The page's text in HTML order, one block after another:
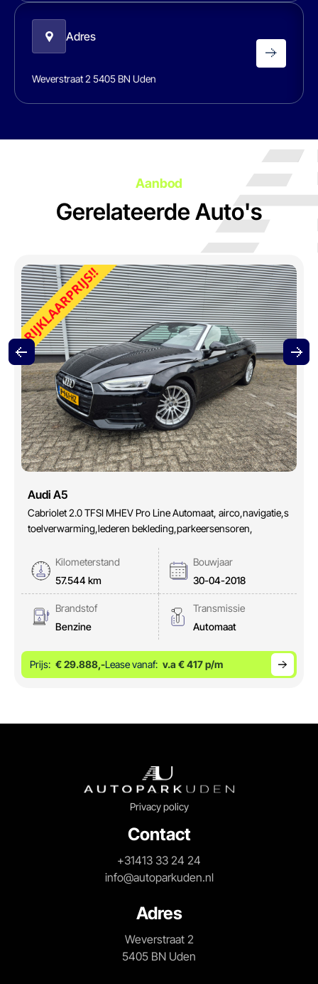
Adres
Weverstraat 2 5405 BN Uden
Aanbod
Gerelateerde Auto's
Audi A5
Cabriolet 2.0 TFSI MHEV Pro Line Automaat, airco,navigatie,s
toelverwarming,lederen bekleding,parkeersensoren,
Kilometerstand
57.544 km
Bouwjaar
30-04-2018
Brandstof
Benzine
Transmissie
Automaat
Prijs: € 29.888,-Lease vanaf: v.a € 417 p/m
Privacy policy
Contact
+31413 33 24 24
info@autoparkuden.nl
Adres
Weverstraat 2
5405 BN Uden